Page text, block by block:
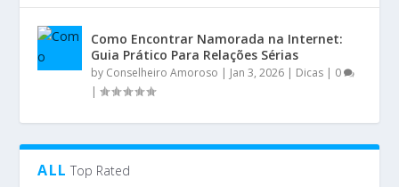
Como Encontrar Namorada na Internet:
Guia Prático Para Relações Sérias
by Conselheiro Amoroso | Jan 3, 2026 | Dicas | 0
|
ALL Top Rated